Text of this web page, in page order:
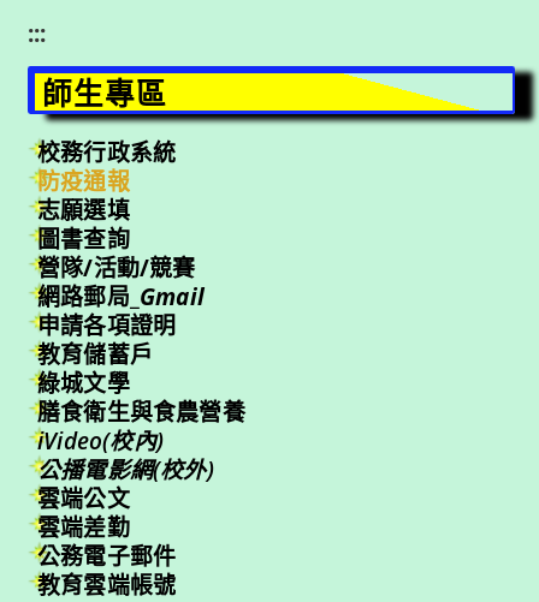
:::
師生專區
校務行政系統
防疫通報
志願選填
圖書查詢
營隊/活動/競賽
網路郵局_ Gmail
申請各項證明
教育儲蓄戶
綠城文學
膳食衛生與食農營養
iVideo(校內)
公播電影網(校外)
雲端公文
雲端差勤
公務電子郵件
教育雲端帳號